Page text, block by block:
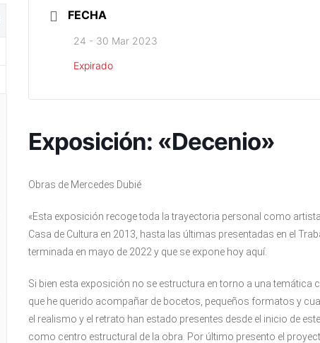
FECHA
24 - 30 Mar 2023
Expirado
Exposición: «Decenio»
Obras de Mercedes Dubié
«Esta exposición recoge toda la trayectoria personal como
Casa de Cultura en 2013, hasta las últimas presentadas en el
terminada en mayo de 2022 y que se expone hoy aquí.
Si bien esta exposición no se estructura en torno a una
que he querido acompañar de bocetos, pequeños formatos y
el realismo y el retrato han estado presentes desde el inicio de
como centro estructural de la obra. Por último presento el